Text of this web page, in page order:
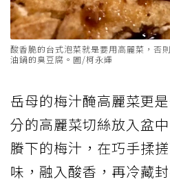
酸香脆的台式泡菜就是要用高麗菜，否
油鍋的臭豆腐。圖/柯永輝
岳母的梅汁醃高麗菜更
分的高麗菜切絲放入盆
賸下的梅汁，在巧手揉
味，融入酸香，再冷藏